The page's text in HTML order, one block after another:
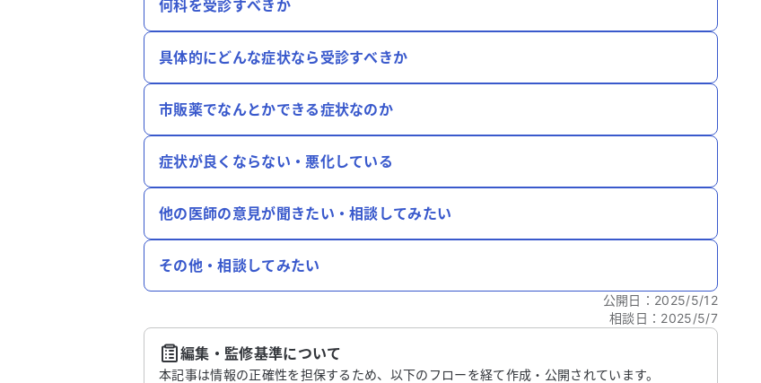
何科を受診すべきか
具体的にどんな症状なら受診すべきか
市販薬でなんとかできる症状なのか
症状が良くならない・悪化している
他の医師の意見が聞きたい・相談してみたい
その他・相談してみたい
公開日 ： 2025/5/12
相談日 ： 2025/5/7
編集・監修基準について
本記事は情報の正確性を担保するため、以下のフローを経て作成・公開されています。